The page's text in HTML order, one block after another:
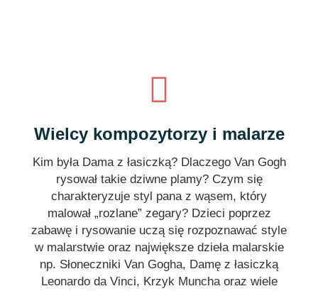
Wielcy kompozytorzy i malarze
Kim była Dama z łasiczką? Dlaczego Van Gogh
rysował takie dziwne plamy? Czym się
charakteryzuje styl pana z wąsem, który
malował „rozlane” zegary? Dzieci poprzez
zabawę i rysowanie uczą się rozpoznawać style
w malarstwie oraz największe dzieła malarskie
np. Słoneczniki Van Gogha, Damę z łasiczką
Leonardo da Vinci, Krzyk Muncha oraz wiele